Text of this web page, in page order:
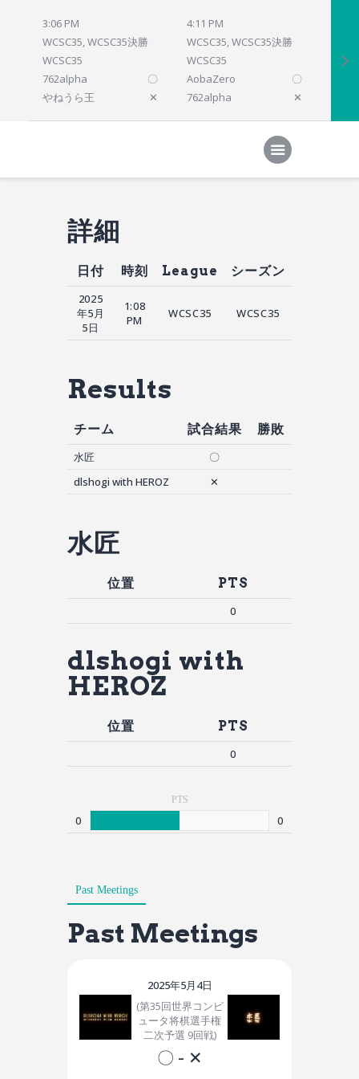
3:06 PM
WCSC35, WCSC35決勝
WCSC35
762alpha
〇
やねうら王
✕
4:11 PM
WCSC35, WCSC35決勝
WCSC35
AobaZero
〇
762alpha
✕
Home
参加プログラム
詳細
日付 時刻 League シーズン
2025
年5月
5日
1:08
PM
WCSC35 WCSC35
Results
チーム 試合結果 勝敗
水匠
〇
dlshogi with HEROZ
✕
水匠
位置 PTS
0
dlshogi with
HEROZ
位置 PTS
0
PTS
0 0
Past Meetings
Past Meetings
2025年5月4日
(第35回世界コンピ
ュータ将棋選手権
二次予選 9回戦)
〇 - ✕